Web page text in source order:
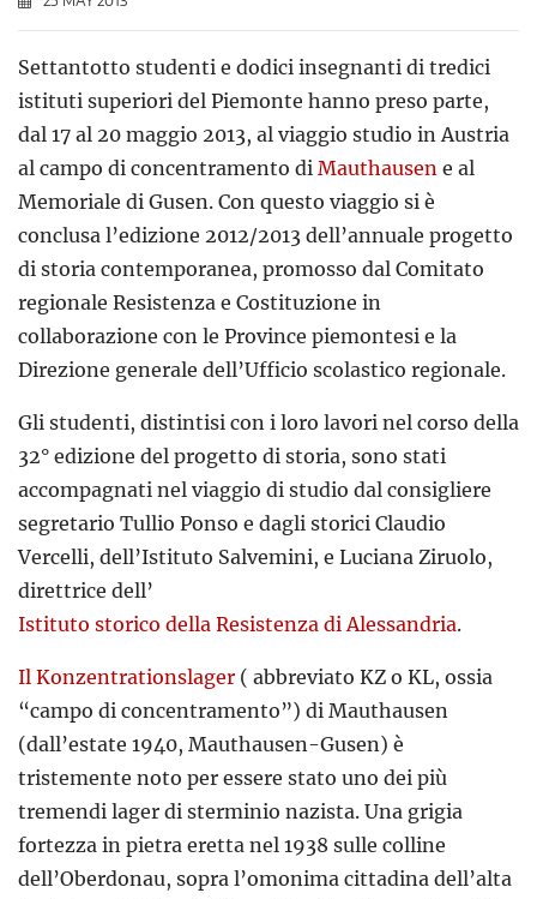
Settantotto studenti e dodici insegnanti di tredici
istituti superiori del Piemonte hanno preso parte,
dal 17 al 20 maggio 2013, al viaggio studio in Austria
al campo di concentramento di Mauthausen e al
Memoriale di Gusen. Con questo viaggio si è
conclusa l’edizione 2012/2013 dell’annuale progetto
di storia contemporanea, promosso dal Comitato
regionale Resistenza e Costituzione in
collaborazione con le Province piemontesi e la
Direzione generale dell’Ufficio scolastico regionale.
Gli studenti, distintisi con i loro lavori nel corso della
32° edizione del progetto di storia, sono stati
accompagnati nel viaggio di studio dal consigliere
segretario Tullio Ponso e dagli storici Claudio
Vercelli, dell’Istituto Salvemini, e Luciana Ziruolo,
direttrice dell’
Istituto storico della Resistenza di Alessandria.
Il Konzentrationslager ( abbreviato KZ o KL, ossia
“campo di concentramento”) di Mauthausen
(dall’estate 1940, Mauthausen-Gusen) è
tristemente noto per essere stato uno dei più
tremendi lager di sterminio nazista. Una grigia
fortezza in pietra eretta nel 1938 sulle colline
dell’Oberdonau, sopra l’omonima cittadina dell’alta